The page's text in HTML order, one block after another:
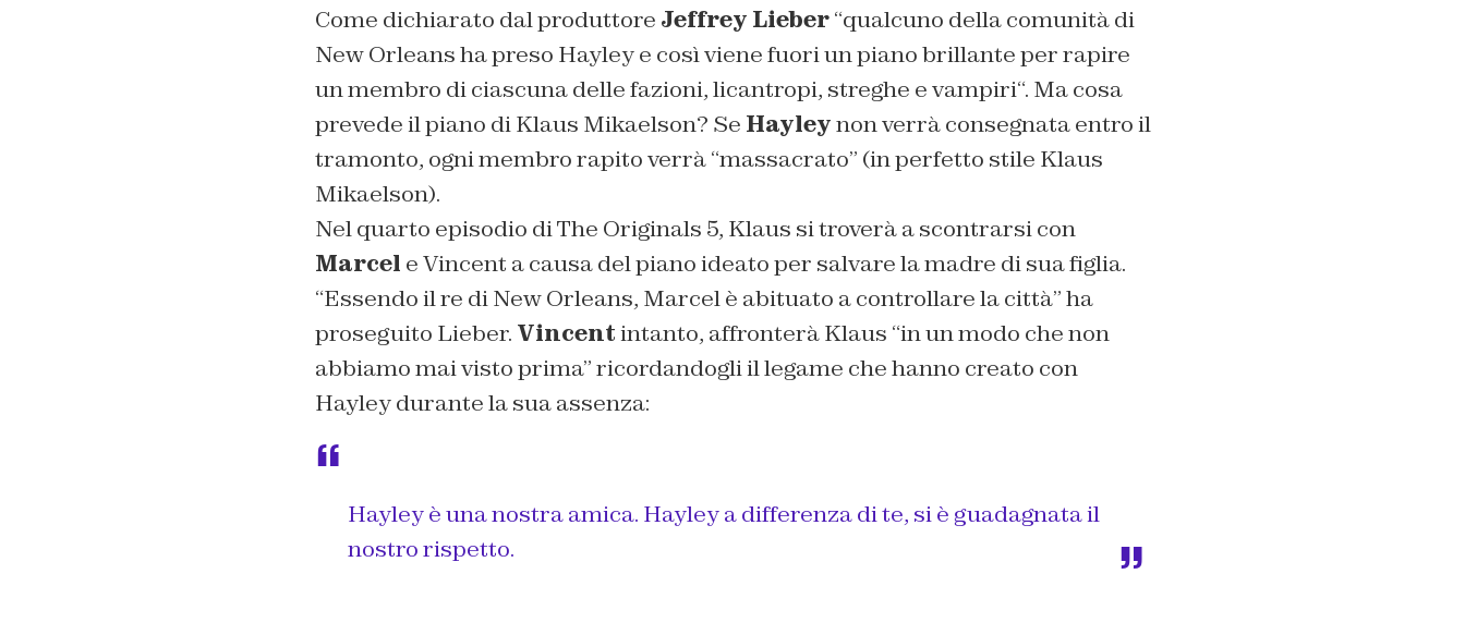
Come dichiarato dal produttore Jeffrey Lieber“qualcuno della comunità di
New Orleans ha preso Hayley e così viene fuori un piano brillante per rapire
un membro di ciascuna delle fazioni, licantropi, streghe e vampiri“. Ma cosa
prevede il piano di Klaus Mikaelson? Se Hayleynon verrà consegnata entro il
tramonto, ogni membro rapito verrà “massacrato” (in perfetto stile Klaus
Mikaelson).
Nel quarto episodio di The Originals 5, Klaus si troverà a scontrarsi con
Marcel e Vincent a causa del piano ideato per salvare la madre di sua figlia.
“Essendo il re di New Orleans, Marcel è abituato a controllare la città” ha
proseguito Lieber. Vincentintanto, affronterà Klaus “in un modo che non
abbiamo mai visto prima”ricordandogli il legame che hanno creato con
Hayley durante la sua assenza:
Hayley è una nostra amica. Hayley a differenza di te, si è guadagnata il
nostro rispetto.